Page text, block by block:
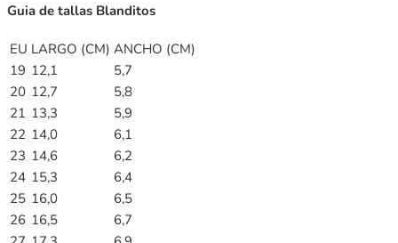
Guia de tallas Blanditos
EU LARGO (CM) ANCHO (CM)
19 12,1
5,7
20 12,7
5,8
21 13,3
5,9
22 14,0
6,1
23 14,6
6,2
24 15,3
6,4
25 16,0
6,5
26 16,5
6,7